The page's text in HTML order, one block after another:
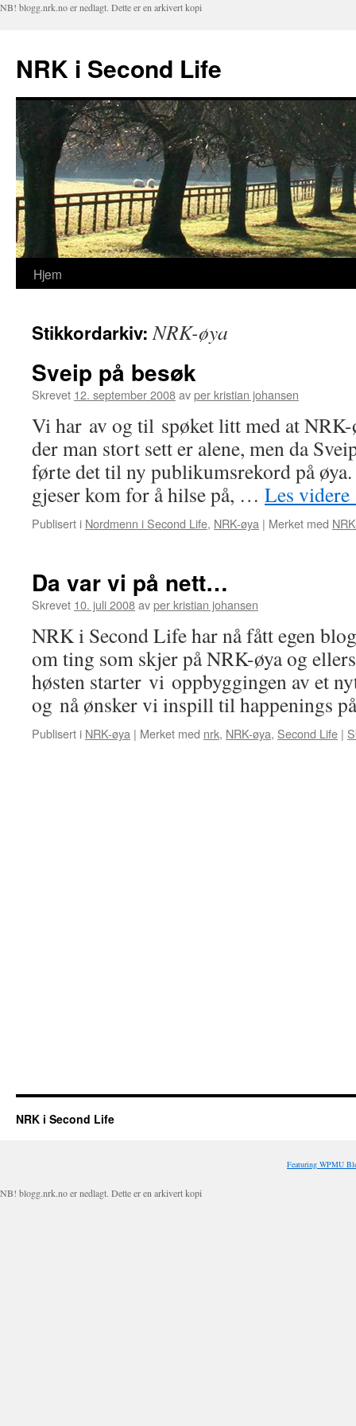
NB! blogg.nrk.no er nedlagt. Dette er en arkivert kopi
NRK i Second Life
Hopp
innhold
Hjem
Stikkordarkiv:NRK-øya
Sveip på besøk
Skrevet 12. september 2008avper kristian johansen
Vi har av og til spøket litt med at NRK-
der man stort sett er alene, men da
førte det til ny publikumsrekord på
gjeser kom for å hilse på, … Les videre
Publisert i Nordmenn i Second Life, NRK-øya | Merket med
Da var vi på nett…
Skrevet 10. juli 2008avper kristian johansen
NRK i Second Life har nå fått egen
om ting som skjer på NRK-øya og
høsten starter vi oppbyggingen av et
og nå ønsker vi inspill til happenings
Publisert i NRK-øya | Merket med nrk, NRK-øya, Second Life |
NRK i Second Life
Featuring WPMU
NB! blogg.nrk.no er nedlagt. Dette er en arkivert kopi